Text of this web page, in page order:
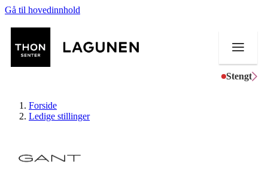
Gå til hovedinnhold
Stengt
Butikker
Forside
Ledige stillinger